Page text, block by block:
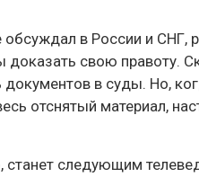
в России и СНГ,
доказать свою правоту.
документов в суды. Но,
отснятый материал,
станет следующим